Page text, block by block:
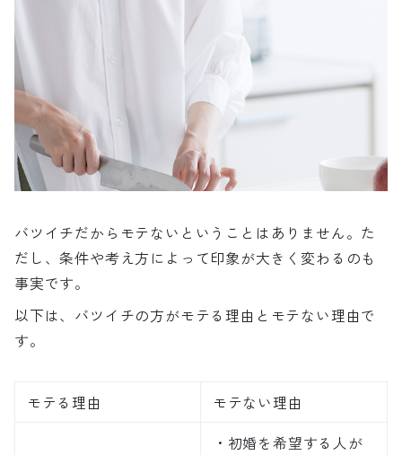
バツイチだからモテないということはありません。た
だし、条件や考え方によって印象が大きく変わるのも
事実です。
以下は、バツイチの方がモテる理由とモテない理由で
す。
モテる理由 モテない理由
・初婚を希望する人が